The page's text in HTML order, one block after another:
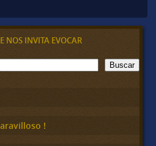
NOS INVITA EVOCAR
Buscar
!